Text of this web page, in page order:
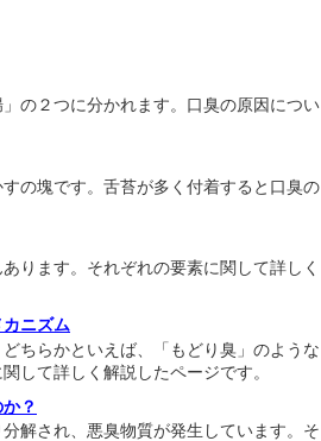
の２つに分かれます。口臭の原因につい
の塊です。舌苔が多く付着すると口臭の
ります。それぞれの要素に関して詳しく
ニズム
ちらかといえば、「もどり臭」のような
して詳しく解説したページです。
？
解され、悪臭物質が発生しています。そ